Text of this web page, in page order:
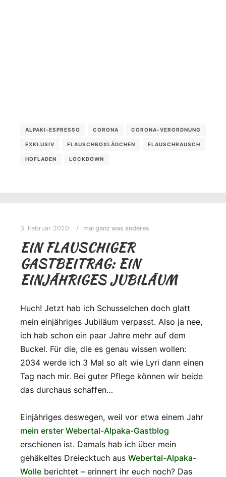
ALPAKI-ESPRESSO CORONA CORONA-VERORDNUNG
EXKLUSIV FLAUSCHBOXLÄDCHEN FLAUSCHRAUSCH
HOFLADEN LOCKDOWN
3. Februar 2020 mal ganz was anderes
EIN FLAUSCHIGER
GASTBEITRAG: EIN
EINJÄHRIGES JUBILÄUM
Huch! Jetzt hab ich Schusselchen doch glatt
mein einjähriges Jubiläum verpasst. Also ja nee,
ich hab schon ein paar Jahre mehr auf dem
Buckel. Für die, die es genau wissen wollen:
2034 werde ich 3 Mal so alt wie Lyri dann einen
Tag nach mir. Bei guter Pflege können wir beide
das durchaus schaffen…
Einjähriges deswegen, weil vor etwa einem Jahr
mein erster Webertal-Alpaka-Gastblog
erschienen ist. Damals hab ich über mein
gehäkeltes Dreiecktuch aus Webertal-Alpaka-
Wolle berichtet – erinnert ihr euch noch? Das